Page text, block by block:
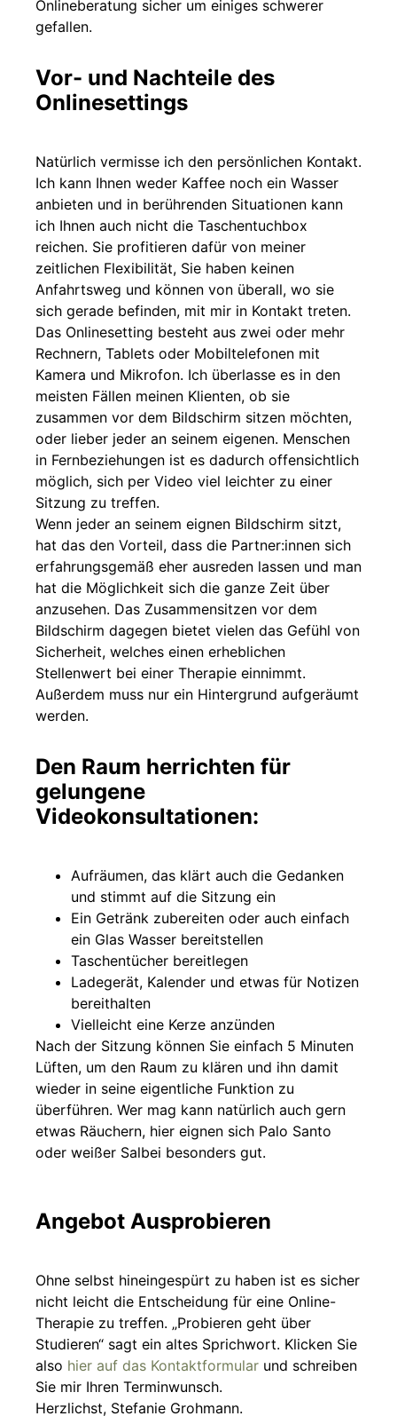
Onlineberatung sicher um einiges schwerer
gefallen.
Vor- und Nachteile des
Onlinesettings
Natürlich vermisse ich den persönlichen Kontakt.
Ich kann Ihnen weder Kaffee noch ein Wasser
anbieten und in berührenden Situationen kann
ich Ihnen auch nicht die Taschentuchbox
reichen. Sie profitieren dafür von meiner
zeitlichen Flexibilität, Sie haben keinen
Anfahrtsweg und können von überall, wo sie
sich gerade befinden, mit mir in Kontakt treten.
Das Onlinesetting besteht aus zwei oder mehr
Rechnern, Tablets oder Mobiltelefonen mit
Kamera und Mikrofon. Ich überlasse es in den
meisten Fällen meinen Klienten, ob sie
zusammen vor dem Bildschirm sitzen möchten,
oder lieber jeder an seinem eigenen. Menschen
in Fernbeziehungen ist es dadurch offensichtlich
möglich, sich per Video viel leichter zu einer
Sitzung zu treffen.
Wenn jeder an seinem eignen Bildschirm sitzt,
hat das den Vorteil, dass die Partner:innen sich
erfahrungsgemäß eher ausreden lassen und man
hat die Möglichkeit sich die ganze Zeit über
anzusehen. Das Zusammensitzen vor dem
Bildschirm dagegen bietet vielen das Gefühl von
Sicherheit, welches einen erheblichen
Stellenwert bei einer Therapie einnimmt.
Außerdem muss nur ein Hintergrund aufgeräumt
werden.
Den Raum herrichten für
gelungene
Videokonsultationen:
Aufräumen, das klärt auch die Gedanken
und stimmt auf die Sitzung ein
Ein Getränk zubereiten oder auch einfach
ein Glas Wasser bereitstellen
Taschentücher bereitlegen
Ladegerät, Kalender und etwas für Notizen
bereithalten
Vielleicht eine Kerze anzünden
Nach der Sitzung können Sie einfach 5 Minuten
Lüften, um den Raum zu klären und ihn damit
wieder in seine eigentliche Funktion zu
überführen. Wer mag kann natürlich auch gern
etwas Räuchern, hier eignen sich Palo Santo
oder weißer Salbei besonders gut.
Angebot Ausprobieren
Ohne selbst hineingespürt zu haben ist es sicher
nicht leicht die Entscheidung für eine Online-
Therapie zu treffen. „Probieren geht über
Studieren“ sagt ein altes Sprichwort. Klicken Sie
also hier auf das Kontaktformular und schreiben
Sie mir Ihren Terminwunsch.
Herzlichst, Stefanie Grohmann.